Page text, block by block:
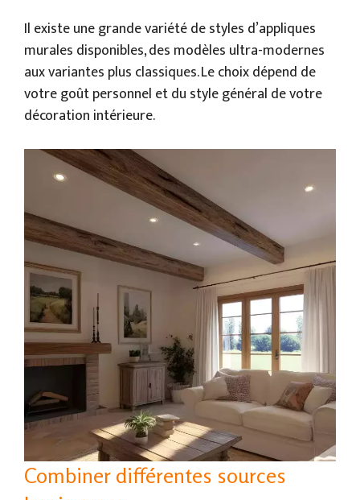
Il existe une grande variété de styles d’appliques
murales disponibles, des modèles ultra-modernes
aux variantes plus classiques. Le choix dépend de
votre goût personnel et du style général de votre
décoration intérieure.
Combiner différentes sources